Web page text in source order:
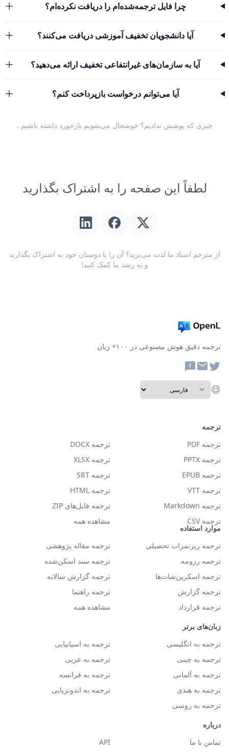
چرا فایل ترجمه‌شده‌ام را دریافت نکرده‌ام؟
آیا دانشجویان تخفیف آموزشی دریافت می‌کنند؟
آیا به سازمان‌های غیرانتفاعی تخفیف ارائه می‌دهید؟
آیا می‌توانم درخواست بازپرداخت کنم؟
چیزی که پوشش ندادیم؟ خوشحال می‌شویم بازخورد داشته باشیم .
لطفاً این صفحه را به اشتراک بگذارید
از مترجم اسناد ما لذت می‌برید؟ آن را با دوستان خود به اشتراک بگذارید
و به رشد ما کمک کنید!
ترجمه دقیق هوش مصنوعی در ۱۰۰+ زبان
موارد استفاده
ترجمه ریزنمرات تحصیلی
ترجمه مقاله پژوهشی
ترجمه رزومه
ترجمه سند اسکن‌شده
ترجمه اسکرین‌شات‌ها
ترجمه گزارش سالانه
ترجمه گزارش
ترجمه راهنما
ترجمه قرارداد
مشاهده همه
زبان‌های برتر
ترجمه به انگلیسی
ترجمه به اسپانیایی
ترجمه به چینی
ترجمه به عربی
ترجمه به آلمانی
ترجمه به فرانسه
ترجمه به هندی
ترجمه به اندونزیایی
ترجمه به روسی
ترجمه
ترجمه PDF
ترجمه DOCX
ترجمه PPTX
ترجمه XLSX
ترجمه EPUB
ترجمه SRT
ترجمه VTT
ترجمه HTML
ترجمه Markdown
ترجمه فایل‌های ZIP
ترجمه CSV
مشاهده همه
درباره
تماس با ما
API